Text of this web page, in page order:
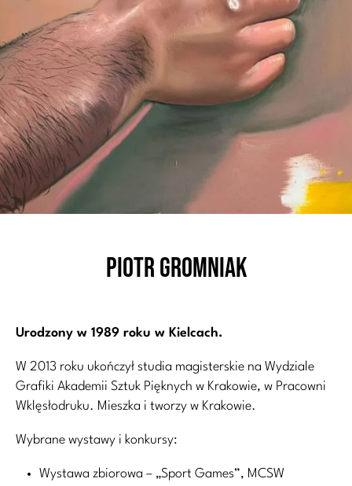
Piotr Gromniak
Urodzony w 1989 roku w Kielcach.
W 2013 roku ukończył studia magisterskie na Wydziale
Grafiki Akademii Sztuk Pięknych w Krakowie, w Pracowni
Wklęsłodruku. Mieszka i tworzy w Krakowie.
Wybrane wystawy i konkursy:
Wystawa zbiorowa – „Sport Games”, MCSW